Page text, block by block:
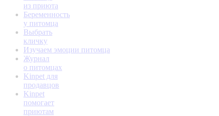
из приюта
Беременность
у питомца
Выбрать
кличку
Изучаем эмоции питомца
Журнал
о питомцах
Kinpet для
продавцов
Kinpet
помогает
приютам